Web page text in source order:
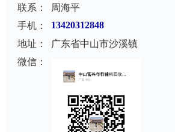
联系：
周海平
手机：
13420312848
地址：
广东省中山市沙溪镇
微信：